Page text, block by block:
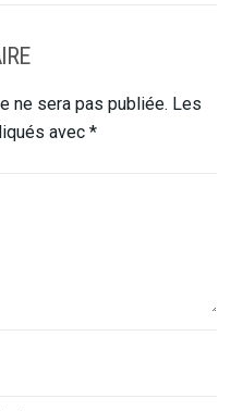
ne sera pas publiée. Les
avec *